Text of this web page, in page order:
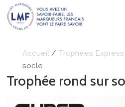
Accueil/ Trophées Express
socle
Trophée rond sur